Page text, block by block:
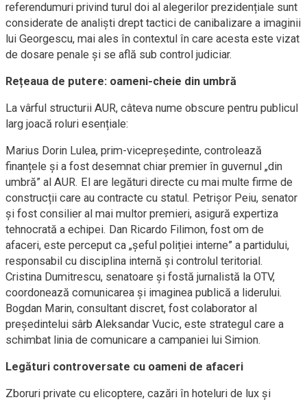
referendumuri privind turul doi al alegerilor prezidențiale sunt
considerate de analiști drept tactici de canibalizare a imaginii
lui Georgescu, mai ales în contextul în care acesta este vizat
de dosare penale și se află sub control judiciar.
Rețeaua de putere: oameni-cheie din umbră
La vârful structurii AUR, câteva nume obscure pentru publicul
larg joacă roluri esențiale:
Marius Dorin Lulea, prim-vicepreședinte, controlează
finanțele și a fost desemnat chiar premier în guvernul „din
umbră” al AUR. El are legături directe cu mai multe firme de
construcții care au contracte cu statul. Petrișor Peiu, senator
și fost consilier al mai multor premieri, asigură expertiza
tehnocrată a echipei. Dan Ricardo Filimon, fost om de
afaceri, este perceput ca „șeful poliției interne” a partidului,
responsabil cu disciplina internă și controlul teritorial.
Cristina Dumitrescu, senatoare și fostă jurnalistă la OTV,
coordonează comunicarea și imaginea publică a liderului.
Bogdan Marin, consultant discret, fost colaborator al
președintelui sârb Aleksandar Vucic, este strategul care a
schimbat linia de comunicare a campaniei lui Simion.
Legături controversate cu oameni de afaceri
Zboruri private cu elicoptere, cazări în hoteluri de lux și